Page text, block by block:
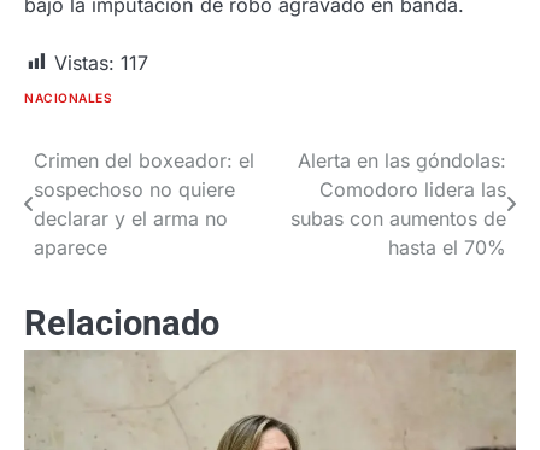
Vistas: 117
NACIONALES
Navegación
de
entradas
Crimen del boxeador: el
sospechoso no quiere
declarar y el arma no
aparece
Alerta en las góndolas:
Comodoro lidera las
subas con aumentos de
hasta el 70%
Relacionado